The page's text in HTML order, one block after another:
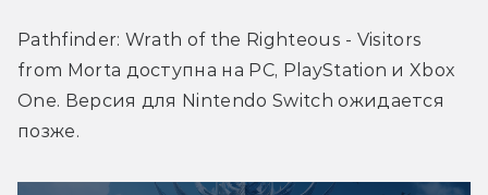
Pathfinder: Wrath of the Righteous - Visitors
from Morta доступна на PC, PlayStation и Xbox
One. Версия для Nintendo Switch ожидается
позже.